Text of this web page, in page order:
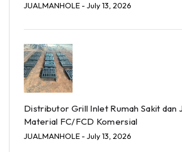
JUALMANHOLE - July 13, 2026
Distributor Grill Inlet Rumah Sakit dan
Material FC/FCD Komersial
JUALMANHOLE - July 13, 2026